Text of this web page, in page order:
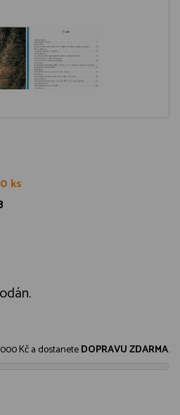
ks
Kča dostaneteDOPRAVU ZDARMA.